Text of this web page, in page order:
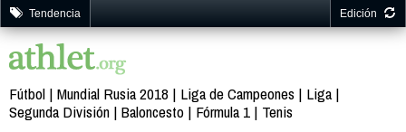
Tendencia Edición
Fútbol Mundial Rusia 2018 Liga de Campeones
Liga
Segunda División Baloncesto Fórmula 1
Tenis